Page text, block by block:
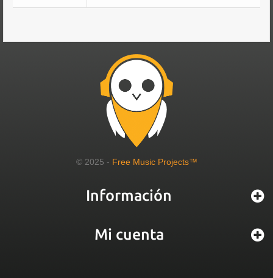
© 2025 - Free Music Projects™
Información
Mi cuenta